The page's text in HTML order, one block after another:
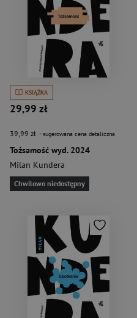
KSIĄŻKA
29,99 zł
39,99 zł - sugerowana cena detaliczna
Tożsamość wyd. 2024
Milan Kundera
Chwilowo niedostępny